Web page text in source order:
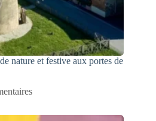
nature et festive aux portes de